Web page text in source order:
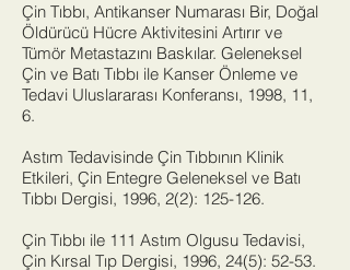
Çin Tıbbı, Antikanser Numarası Bir, Doğal
Öldürücü Hücre Aktivitesini Artırır ve
Tümör Metastazını Baskılar. Geleneksel
Çin ve Batı Tıbbı ile Kanser Önleme ve
Tedavi Uluslararası Konferansı, 1998, 11,
6.
Astım Tedavisinde Çin Tıbbının Klinik
Etkileri, Çin Entegre Geleneksel ve Batı
Tıbbı Dergisi, 1996, 2(2): 125-126.
Çin Tıbbı ile 111 Astım Olgusu Tedavisi,
Çin Kırsal Tıp Dergisi, 1996, 24(5): 52-53.